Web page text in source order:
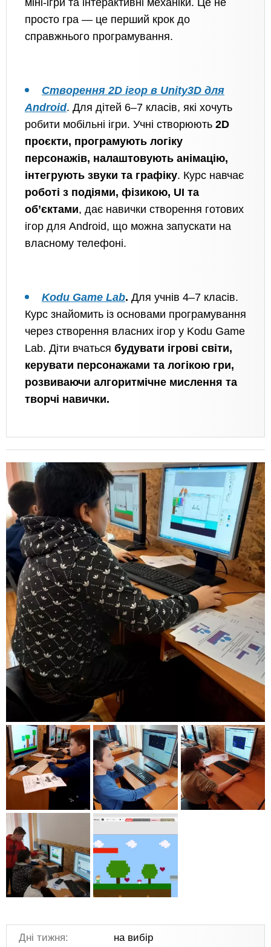
міні-ігри та інтерактивні механіки. Це не
просто гра — це перший крок до
справжнього програмування.
Створення 2D ігор в Unity3D для
Android. Для дітей 6–7 класів, які хочуть
робити мобільні ігри. Учні створюють 2D
проєкти, програмують логіку
персонажів, налаштовують анімацію,
інтегрують звуки та графіку. Курс навчає
роботі з подіями, фізикою, UI та
об’єктами, дає навички створення готових
ігор для Android, що можна запускати на
власному телефоні.
Kodu Game Lab. Для учнів 4–7 класів.
Курс знайомить із основами програмування
через створення власних ігор у Kodu Game
Lab. Діти вчаться будувати ігрові світи,
керувати персонажами та логікою гри,
розвиваючи алгоритмічне мислення та
творчі навички.
Дні тижня: на вибір